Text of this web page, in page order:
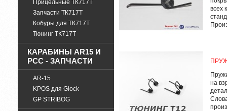
Прицельные ТК717Т
Запчасти ТК717Т
Кобуры для ТК717Т
Тюнинг ТК717Т
КАРАБИНЫ AR15 И
PCC - ЗАПЧАСТИ
AR-15
KPOS для Glock
GP STRIBOG
всех
на